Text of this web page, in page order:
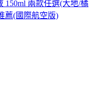
150ml 兩款任選(大地/橘
薦(國際航空版)